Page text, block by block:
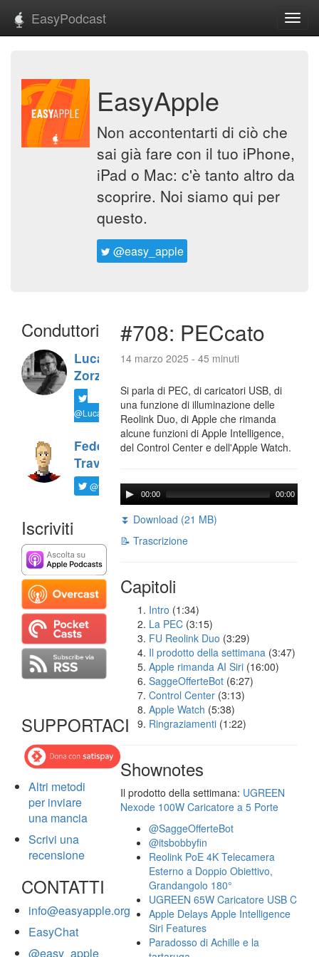
EasyPodcast
EasyApple
Non accontentarti di ciò che
sai già fare con il tuo iPhone,
iPad o Mac: c'è tanto altro da
scoprire. Noi siamo qui per
questo.
@easy_apple
Conduttori
Luca
Zorzi
@LucaTNT
Federico
Travaini
@ftrava
Iscriviti
SUPPORTACI
Altri metodi
per inviare
una mancia
Scrivi una
recensione
CONTATTI
info@easyapple.org
EasyChat
@easy_apple
#708: PECcato
14 marzo 2025 - 45 minuti
Si parla di PEC, di caricatori USB, di
una funzione di illuminazione delle
Reolink Duo, di Apple che rimanda
alcune funzioni di Apple Intelligence,
del Control Center e dell'Apple Watch.
00:00 00:00
⏬ Download (21 MB)
📝 Trascrizione
Capitoli
Intro (1:34)
La PEC (3:15)
FU Reolink Duo (3:29)
Il prodotto della settimana (3:47)
Apple rimanda AI Siri (16:00)
SaggeOfferteBot (6:27)
Control Center (3:13)
Apple Watch (5:38)
Ringraziamenti (1:22)
Shownotes
Il prodotto della settimana: UGREEN
Nexode 100W Caricatore a 5 Porte
@SaggeOfferteBot
@itsbobbyfin
Reolink PoE 4K Telecamera
Esterno a Doppio Obiettivo,
Grandangolo 180°
UGREEN 65W Caricatore USB C
Apple Delays Apple Intelligence
Siri Features
Paradosso di Achille e la